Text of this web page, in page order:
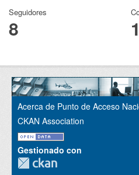
Seguidores
8 1
Acerca de Punto de Acceso
CKAN Association
Gestionado con